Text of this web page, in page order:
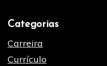
Categorias
Carreira
Currículo